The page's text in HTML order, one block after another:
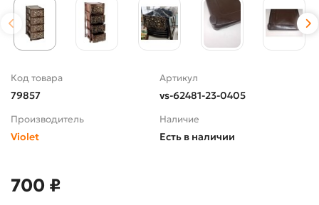
Код товара
79857
Артикул
vs-62481-23-0405
Производитель
Violet
Наличие
Есть в наличии
700 ₽